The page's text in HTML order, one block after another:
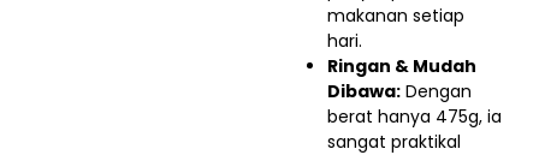
makanan setiap
hari.
Ringan & Mudah
Dibawa: Dengan
berat hanya 475g, ia
sangat praktikal